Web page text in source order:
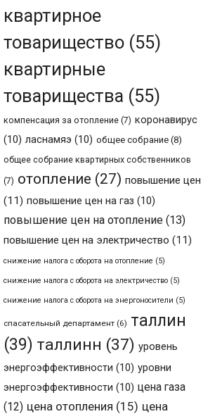
квартирное
товарищество (55)
квартирные
товарищества (55)
компенсация за отопление (7) коронавирус
(10) ласнамяэ (10) общее собрание (8)
общее собрание квартирных собственников
(7) отопление (27) повышение цен
(11) повышение цен на газ (10)
повышение цен на отопление (13)
повышение цен на электричество (11)
снижение налога с оборота на отопление (5)
снижение налога с оборота на электричество (5)
снижение налога с оборота на энергоносители (5)
спасательный департамент (6) таллин
(39) таллинн (37) уровень
энергоэффективности (10) уровни
энергоэффективности (10) цена газа
(12) цена отопления (15) цена